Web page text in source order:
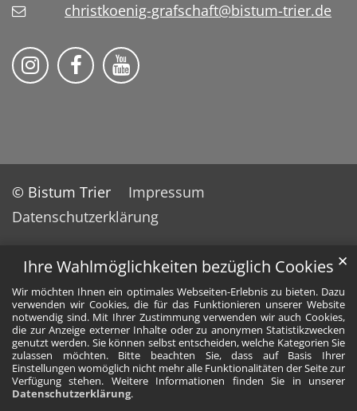
Ihre Wahlmöglichkeiten bezüglich Cookies
Wir möchten Ihnen ein optimales Webseiten-Erlebnis zu bieten. Dazu
verwenden wir Cookies, die für das Funktionieren unserer Website
notwendig sind. Mit Ihrer Zustimmung verwenden wir auch Cookies,
die zur Anzeige externer Inhalte oder zu anonymen Statistikzwecken
genutzt werden. Sie können selbst entscheiden, welche Kategorien Sie
zulassen möchten. Bitte beachten Sie, dass auf Basis Ihrer
Einstellungen womöglich nicht mehr alle Funktionalitäten der Seite zur
Verfügung stehen. Weitere Informationen finden Sie in unserer
Datenschutzerklärung.
✕
christkoenig-grafschaft@bistum-trier.de
Pfarreiengemeinschaft Grafschaft auf
Pfarreiengemeinschaft Grafschaft
Pfarreiengemeinschaft
© Bistum Trier
Impressum
Datenschutzerklärung